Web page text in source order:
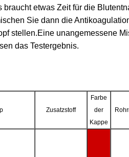
etwas Zeit für die
Sie dann die
stellen.Eine unangemessene
das Testergebnis.
Zusatzstoff
Farbe
der
Kappe